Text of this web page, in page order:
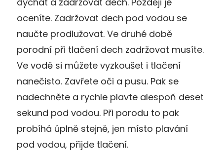
oceníte. Zadržovat dech pod vodou se
naučte prodlužovat. Ve druhé době
porodní při tlačení dech zadržovat musíte.
Ve vodě si můžete vyzkoušet i tlačení
nanečisto. Zavřete oči a pusu. Pak se
nadechněte a rychle plavte alespoň deset
sekund pod vodou. Při porodu to pak
probíhá úplně stejně, jen místo plavání
pod vodou, přijde tlačení.